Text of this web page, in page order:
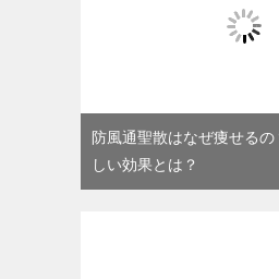
防風通聖散はなぜ痩せる
しい効果とは？